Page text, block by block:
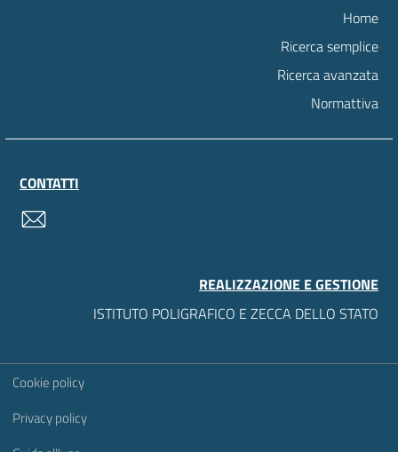
Home
Ricerca semplice
Ricerca avanzata
Normattiva
CONTATTI
REALIZZAZIONE E GESTIONE
ISTITUTO POLIGRAFICO E ZECCA DELLO STATO
Sezione Link Utili
Cookie policy
Privacy policy